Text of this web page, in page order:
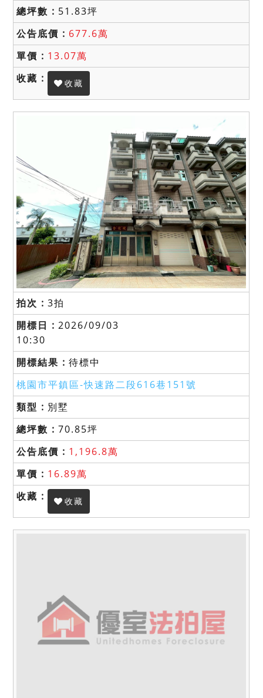
51.83坪
677.6萬
13.07萬
收藏
3拍
2026/09/03
10:30
待標中
桃園市平鎮區-快速路二段616巷151號
別墅
70.85坪
1,196.8萬
16.89萬
收藏